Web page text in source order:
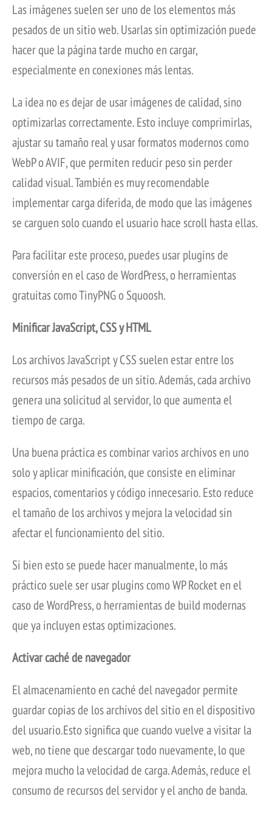
Las imágenes suelen ser uno de los elementos más
pesados de un sitio web. Usarlas sin optimización puede
hacer que la página tarde mucho en cargar,
especialmente en conexiones más lentas.
La idea no es dejar de usar imágenes de calidad, sino
optimizarlas correctamente. Esto incluye comprimirlas,
ajustar su tamaño real y usar formatos modernos como
WebP o AVIF, que permiten reducir peso sin perder
calidad visual. También es muy recomendable
implementar carga diferida, de modo que las imágenes
se carguen solo cuando el usuario hace scroll hasta ellas.
Para facilitar este proceso, puedes usar plugins de
conversión en el caso de WordPress, o herramientas
gratuitas como TinyPNG o Squoosh.
Minificar JavaScript, CSS y HTML
Los archivos JavaScript y CSS suelen estar entre los
recursos más pesados de un sitio. Además, cada archivo
genera una solicitud al servidor, lo que aumenta el
tiempo de carga.
Una buena práctica es combinar varios archivos en uno
solo y aplicar minificación, que consiste en eliminar
espacios, comentarios y código innecesario. Esto reduce
el tamaño de los archivos y mejora la velocidad sin
afectar el funcionamiento del sitio.
Si bien esto se puede hacer manualmente, lo más
práctico suele ser usar plugins como WP Rocket en el
caso de WordPress, o herramientas de build modernas
que ya incluyen estas optimizaciones.
Activar caché de navegador
El almacenamiento en caché del navegador permite
guardar copias de los archivos del sitio en el dispositivo
del usuario.Esto significa que cuando vuelve a visitar la
web, no tiene que descargar todo nuevamente, lo que
mejora mucho la velocidad de carga. Además, reduce el
consumo de recursos del servidor y el ancho de banda.